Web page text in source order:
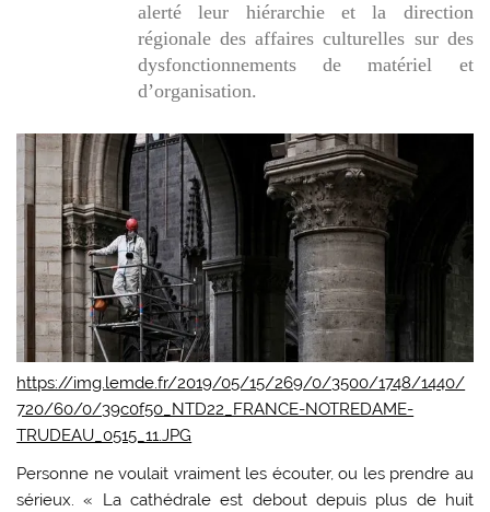
alerté leur hiérarchie et la direction
régionale des affaires culturelles sur des
dysfonctionnements de matériel et
d’organisation.
https://img.lemde.fr/2019/05/15/269/0/3500/1748/1440/
720/60/0/39c0f50_NTD22_FRANCE-NOTREDAME-
TRUDEAU_0515_11.JPG
Personne ne voulait vraiment les écouter, ou les prendre au
sérieux. « La cathédrale est debout depuis plus de huit